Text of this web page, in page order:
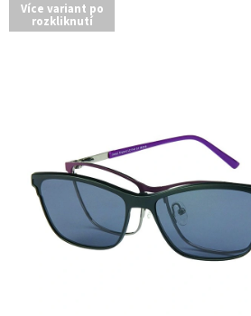
Více variant po
rozkliknutí